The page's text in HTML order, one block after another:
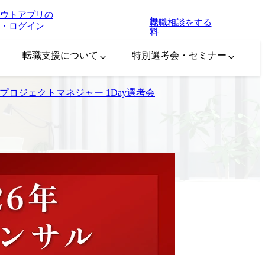
トアプリの
ログイン
無
料
転職相談をする
転職支援について 特別選考会・セミナー
ロジェクトマネジャー 1Day選考会